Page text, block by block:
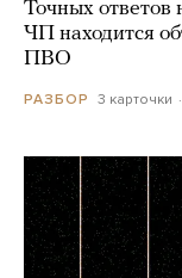
Точных ответов
ЧП находится
ПВО
РАЗБОР 3 карточки